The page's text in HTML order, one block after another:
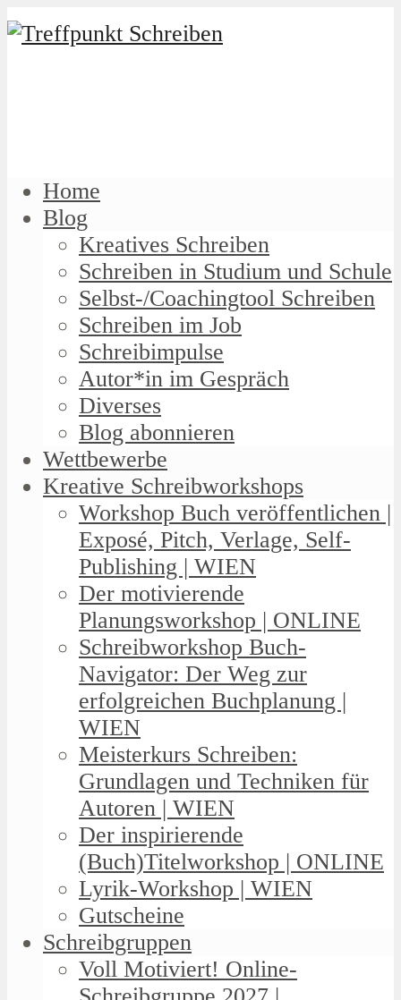
Home
Blog
Kreatives Schreiben
Schreiben in Studium und Schule
Selbst-/Coachingtool Schreiben
Schreiben im Job
Schreibimpulse
Autor*in im Gespräch
Diverses
Blog abonnieren
Wettbewerbe
Kreative Schreibworkshops
Workshop Buch veröffentlichen |
Exposé, Pitch, Verlage, Self-
Publishing | WIEN
Der motivierende
Planungsworkshop | ONLINE
Schreibworkshop Buch-
Navigator: Der Weg zur
erfolgreichen Buchplanung |
WIEN
Meisterkurs Schreiben:
Grundlagen und Techniken für
Autoren | WIEN
Der inspirierende
(Buch)Titelworkshop | ONLINE
Lyrik-Workshop | WIEN
Gutscheine
Schreibgruppen
Voll Motiviert! Online-